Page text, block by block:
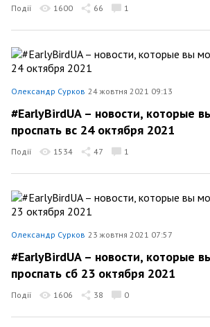
Події 1600 66 1
Олександр Сурков 24 жовтня 2021 09:13
#EarlyBirdUA – новости, которые
проспать вс 24 октября 2021
Події 1534 47 1
Олександр Сурков 23 жовтня 2021 07:57
#EarlyBirdUA – новости, которые
проспать сб 23 октября 2021
Події 1606 38 0